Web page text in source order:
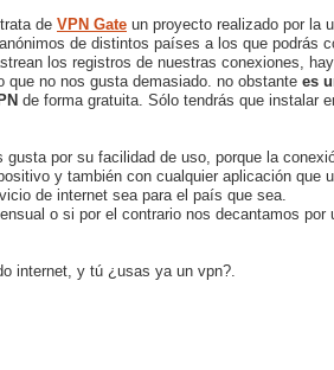
trata de VPN Gate un proyecto realizado por la
de distintos países a los que podrás
los registros de nuestras conexiones,
no nos gusta demasiado. no obstante es
de forma gratuita. Sólo tendrás que instalar
gusta por su facilidad de uso, porque la
y también con cualquier aplicación que
de internet sea para el país que sea.
o si por el contrario nos decantamos por
internet, y tú ¿usas ya un vpn?.